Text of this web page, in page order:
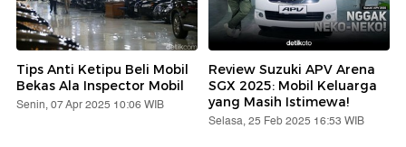
Tips Anti Ketipu Beli Mobil
Bekas Ala Inspector Mobil
Senin, 07 Apr 2025 10:06 WIB
Review Suzuki APV Arena
SGX 2025: Mobil Keluarga
yang Masih Istimewa!
Selasa, 25 Feb 2025 16:53 WIB